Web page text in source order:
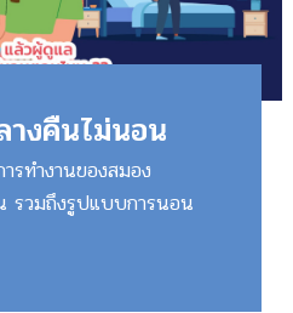
างคืนไม่นอน
รทำงานของสมอง
รวมถึงรูปแบบการนอน